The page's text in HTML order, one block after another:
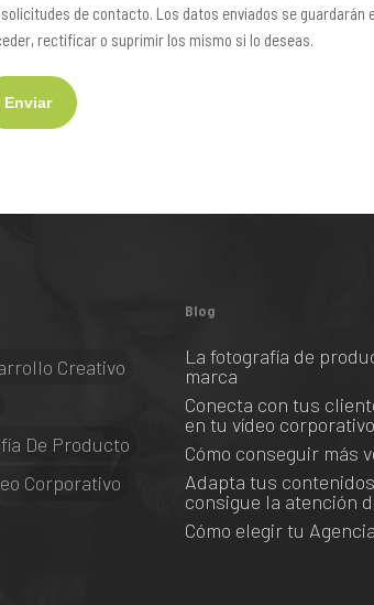
de contacto. Los datos enviados se guardarán
rectificar o suprimir los mismo si lo deseas.
Creativo
De Producto
Corporativo
Blog
La fotografía de
marca
Conecta con tus
en tu vídeo corporativo
Cómo conseguir más
Adapta tus
consigue la atención
Cómo elegir tu